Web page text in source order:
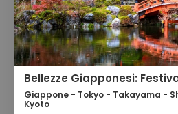
Bellezze Giapponesi:
Giappone - Tokyo - Takayama -
Kyoto